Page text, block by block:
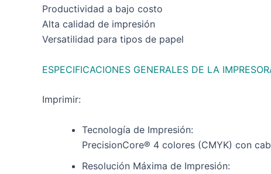
Productividad a bajo costo
Alta calidad de impresión
Versatilidad para tipos de papel
ESPECIFICACIONES GENERALES DE LA
Imprimir:
Tecnología de Impresión:
PrecisionCore® 4 colores (CMYK) con
Resolución Máxima de Impresión: